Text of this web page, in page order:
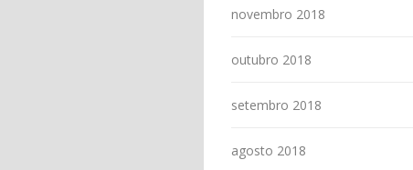
novembro 2018
outubro 2018
setembro 2018
agosto 2018